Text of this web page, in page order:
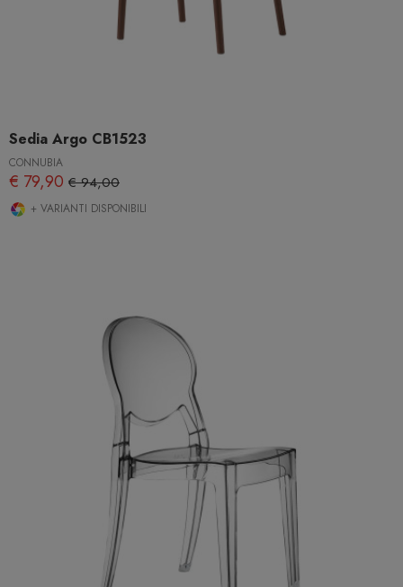
Sedia Argo CB1523
CONNUBIA
€ 79,90 € 94,00
+ VARIANTI DISPONIBILI